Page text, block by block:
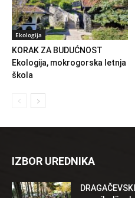
Ekologija
KORAK ZA BUDUĆNOST
Ekologija, mokrogorska letnja
škola
IZBOR UREDNIKA